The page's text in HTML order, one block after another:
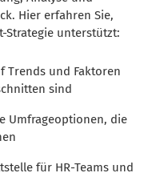
Hier erfahren Sie,
Strategie unterstützt:
Trends und Faktoren
sind
Umfrageoptionen, die
für HR-Teams und